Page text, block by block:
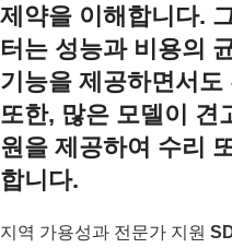
제약을 이해합니다.
터는 성능과 비용의
기능을 제공하면서
또한, 많은 모델이 견
원을 제공하여 수리
합니다.
지역 가용성과 전문가 지원